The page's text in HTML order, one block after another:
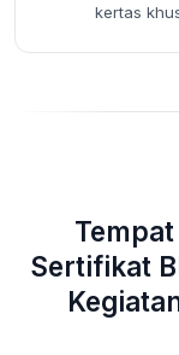
kertas
Sertifikat